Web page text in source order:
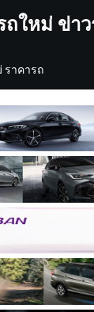
ใหม่ ข่า
ราคารถ